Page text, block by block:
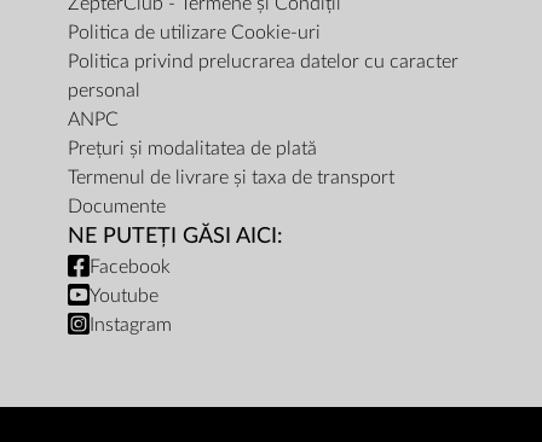
Politica de utilizare Cookie-uri
Politica privind prelucrarea datelor cu caracter
personal
ANPC
Prețuri și modalitatea de plată
Termenul de livrare și taxa de transport
Documente
NE PUTEȚI GĂSI AICI:
Facebook
Youtube
Instagram